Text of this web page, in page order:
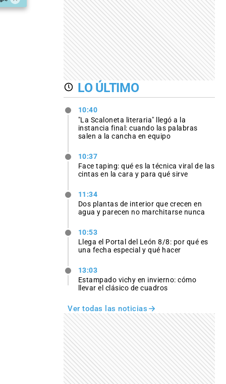
LO ÚLTIMO
10:40
"La Scaloneta literaria" llegó a la
instancia final: cuando las palabras
salen a la cancha en equipo
10:37
Face taping: qué es la técnica viral de las
cintas en la cara y para qué sirve
11:34
Dos plantas de interior que crecen en
agua y parecen no marchitarse nunca
10:53
Llega el Portal del León 8/8: por qué es
una fecha especial y qué hacer
13:03
Estampado vichy en invierno: cómo
llevar el clásico de cuadros
Ver todas las noticias